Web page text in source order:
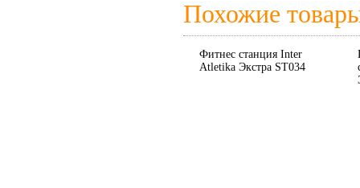
Похожие
Фитнес станция Inter
Atletika Экстра ST034